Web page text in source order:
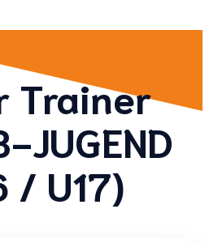
Trainer
JUGEND
/ U17)